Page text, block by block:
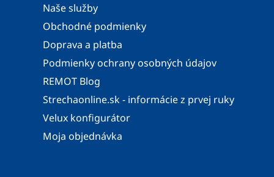
Naše služby
Obchodné podmienky
Doprava a platba
Podmienky ochrany osobných údajov
REMOT Blog
Strechaonline.sk - informácie z prvej ruky
Velux konfigurátor
Moja objednávka